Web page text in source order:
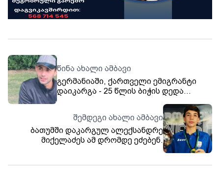
წინა ახალი ამბავი
გერმანიაში, ქართველი ემიგრანტი
დაიკარგა - 25 წლის ბიჭის დედა
შემდეგი ახალი ამბავი
ბათუმში დაკარგულ ალექსანდრე
მიქელაძეს ამ დრომდე ეძებენ.